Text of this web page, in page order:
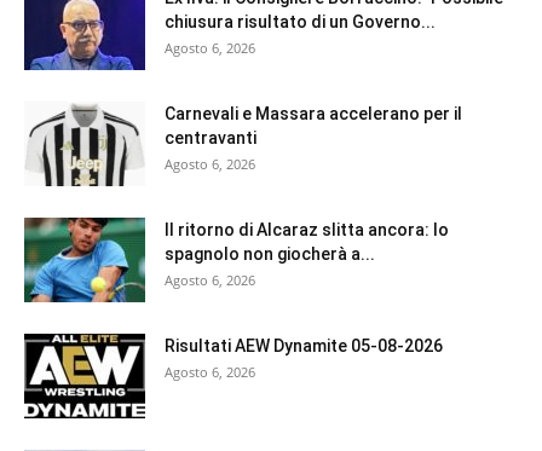
chiusura risultato di un Governo...
Agosto 6, 2026
Carnevali e Massara accelerano per il
centravanti
Agosto 6, 2026
Il ritorno di Alcaraz slitta ancora: lo
spagnolo non giocherà a...
Agosto 6, 2026
Risultati AEW Dynamite 05-08-2026
Agosto 6, 2026